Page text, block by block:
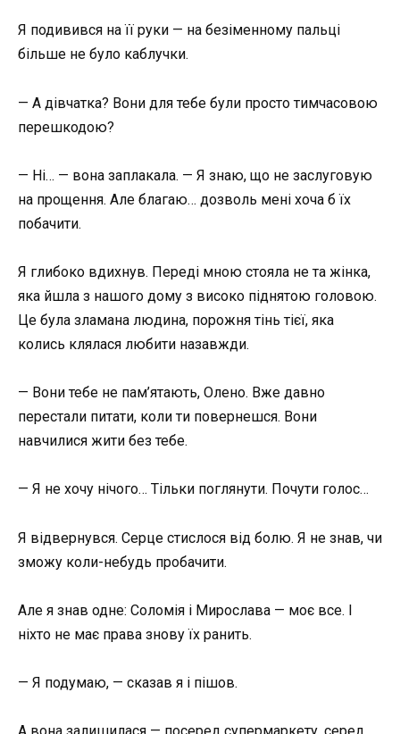
Я подивився на її руки — на безіменному пальці
більше не було каблучки.
— А дівчатка? Вони для тебе були просто тимчасовою
перешкодою?
— Ні… — вона заплакала. — Я знаю, що не заслуговую
на прощення. Але благаю… дозволь мені хоча б їх
побачити.
Я глибоко вдихнув. Переді мною стояла не та жінка,
яка йшла з нашого дому з високо піднятою головою.
Це була зламана людина, порожня тінь тієї, яка
колись клялася любити назавжди.
— Вони тебе не пам’ятають, Олено. Вже давно
перестали питати, коли ти повернешся. Вони
навчилися жити без тебе.
— Я не хочу нічого… Тільки поглянути. Почути голос…
Я відвернувся. Серце стислося від болю. Я не знав, чи
зможу коли-небудь пробачити.
Але я знав одне: Соломія і Мирослава — моє все. І
ніхто не має права знову їх ранить.
— Я подумаю, — сказав я і пішов.